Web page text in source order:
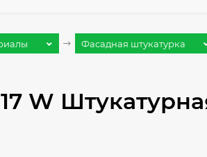
Фасадная штукатурка
W